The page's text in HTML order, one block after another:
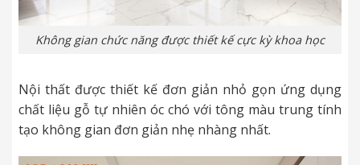
Không gian chức năng được thiết kế cực kỳ khoa học
Nội thất được thiết kế đơn giản nhỏ gọn ứng dụng
chất liệu gỗ tự nhiên óc chó với tông màu trung tính
tạo không gian đơn giản nhẹ nhàng nhất.